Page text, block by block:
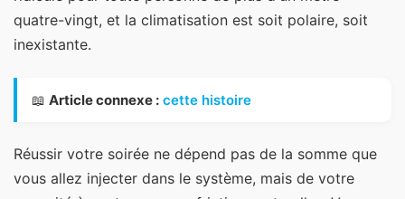
quatre-vingt, et la climatisation est soit polaire, soit
inexistante.
📖 Article connexe : cette histoire
Réussir votre soirée ne dépend pas de la somme que
vous allez injecter dans le système, mais de votre